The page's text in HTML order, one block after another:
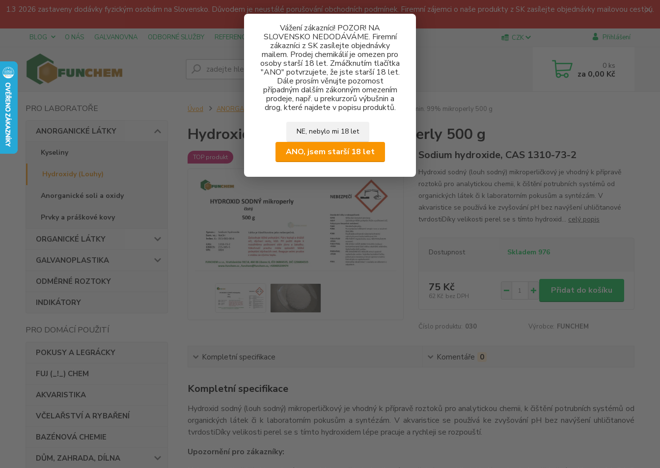
1.3 2026 zastaveny dodávky fyzickým osobám na Slovensko. Důvodem je neustálé porušování obchodních podmínek. Firemní zájemci o naše produkty z SK zasílejte objednávky mailovou cestou.
Vážení zákazníci! POZOR! NA
SLOVENSKO NEDODÁVÁME. Firemní
zákazníci z SK zasílejte objednávky
mailem. Prodej chemikálií je omezen pro
osoby starší 18 let. Zmáčknutím tlačítka
"ANO" potvrzujete, že jste starší 18 let.
Dále prosím věnujte pozornost
případným dalším zákonným omezením
prodeje, např. u prekurzorů výbušnin a
drog, které najdete v popisu produktů.
NE, nebylo mi 18 let
ANO, jsem starší 18 let
BLOG O NÁS GALVANOVNA ODBORNÉ SLUŽBY REFERENCE SPONZUREJEME OBCHODNÍ PODMÍNKY A GDPR CZK Přihlášení
Hledat 0 ks
za 0,00 Kč
PRO LABORATOŘE
ANORGANICKÉ LÁTKY
Kyseliny
Hydroxidy (Louhy)
Anorganické soli a oxidy
Prvky a práškové kovy
ORGANICKÉ LÁTKY
GALVANOPLASTIKA
ODMĚRNÉ ROZTOKY
INDIKÁTORY
PRO DOMÁCÍ POUŽITÍ
POKUSY A LEGRÁCKY
FUJ (_!_) CHEM
AKVARISTIKA
VČELAŘSTVÍ A RYBAŘENÍ
BAZÉNOVÁ CHEMIE
DŮM, ZAHRADA, DÍLNA
Úvod ANORGANICKÉ LÁTKY Hydroxidy (Louhy) Hydroxid sodný min. 99% mikroperly 500 g
Hydroxid sodný min. 99% mikroperly 500 g
TOP produkt Sodium hydroxide, CAS 1310-73-2
Hydroxid sodný (louh sodný) mikroperličkový je vhodný k přípravě
roztoků pro analytickou chemii, k čištění potrubních systémů od
organických látek či k laboratorním pokusům a syntézám. V
akvaristice se používá ke zvyšování pH bez navýšení uhličitanové
tvrdostiDíky velikosti perel se s tímto hydroxid... celý popis
Dostupnost Skladem 976
75 Kč
62 Kč bez DPH
Přidat do košíku
Číslo produktu: 030 Výrobce: FUNCHEM
Kompletní specifikace Komentáře 0
Kompletní specifikace
Hydroxid sodný (louh sodný) mikroperličkový je vhodný k přípravě roztoků pro analytickou chemii, k čištění potrubních systémů od
organických látek či k laboratorním pokusům a syntézám. V akvaristice se používá ke zvyšování pH bez navýšení uhličitanové
tvrdostiDíky velikosti perel se s tímto hydroxidem lépe pracuje a rychleji se rozpouští.
Upozornění pro zákazníky: